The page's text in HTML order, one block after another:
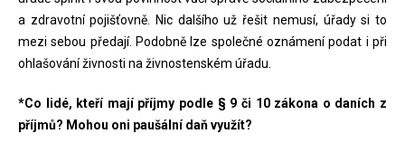
a zdravotní pojišťovně. Nic dalšího už řešit nemusí, úřady si to
mezi sebou předají. Podobně lze společné oznámení podat i při
ohlašování živnosti na živnostenském úřadu.
*Co lidé, kteří mají příjmy podle § 9 či 10 zákona o daních z
příjmů? Mohou oni paušální daň využít?